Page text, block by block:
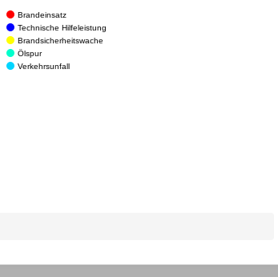
Brandeinsatz
Technische Hilfeleistung
Brandsicherheitswache
Ölspur
Verkehrsunfall